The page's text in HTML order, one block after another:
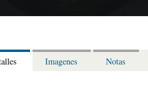
Imagenes Notas